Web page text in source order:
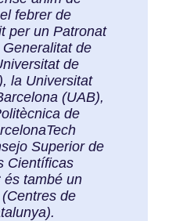
febrer de
per un Patronat
de
de
la Universitat
(UAB),
de
Superior de
Científicas
és també un
de